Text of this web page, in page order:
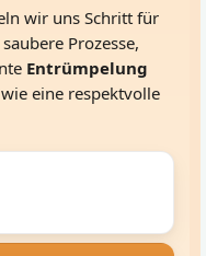
wir uns Schritt für
Prozesse,
Entrümpelung
eine respektvolle